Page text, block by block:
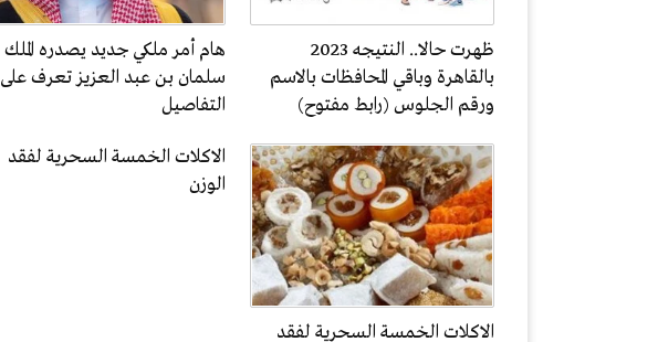
ظهرت حالا.. النتيجه 2023
بالقاهرة وباقي المحافظات بالاسم
ورقم الجلوس (رابط مفتوح)
هام أمر ملكي جديد يصدره الملك
سلمان بن عبد العزيز تعرف على
التفاصيل
الاكلات الخمسة السحرية لفقد
الاكلات الخمسة السحرية لفقد
الوزن